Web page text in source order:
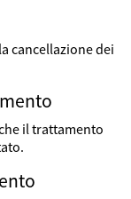
cancellazione dei
il trattamento